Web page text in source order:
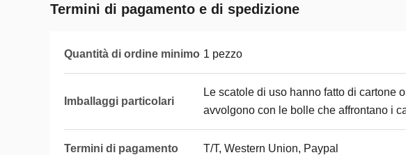
Termini di pagamento e di spedizione
Quantità di ordine minimo 1 pezzo
Imballaggi particolari
Le scatole di uso hanno fatto di cartone
avvolgono con le bolle che affrontano i
Termini di pagamento T/T, Western Union, Paypal